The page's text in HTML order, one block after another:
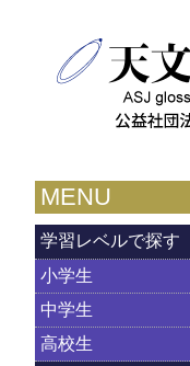
MENU
学習レベルで探す
小学生
中学生
高校生